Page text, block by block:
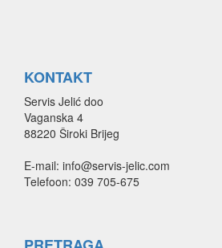
KONTAKT
Servis Jelić doo
Vaganska 4
88220 Široki Brijeg
E-mail: info@servis-jelic.com
Telefoon: 039 705-675